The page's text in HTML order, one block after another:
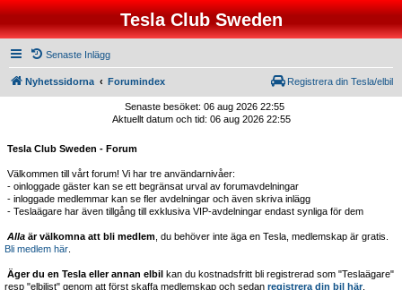
Tesla Club Sweden
Senaste Inlägg
Nyhetssidorna Forumindex Registrera din Tesla/elbil
Senaste besöket: 06 aug 2026 22:55
Aktuellt datum och tid: 06 aug 2026 22:55
Tesla Club Sweden - Forum
Välkommen till vårt forum! Vi har tre användarnivåer:
- oinloggade gäster kan se ett begränsat urval av forumavdelningar
- inloggade medlemmar kan se fler avdelningar och även skriva inlägg
- Teslaägare har även tillgång till exklusiva VIP-avdelningar endast synliga för dem
Alla är välkomna att bli medlem , du behöver inte äga en Tesla, medlemskap är gratis.
Bli medlem här
Äger du en Tesla eller annan elbil kan du kostnadsfritt bli registrerad som "Teslaägare"
resp "elbilist" genom att först skaffa medlemskap och sedan registrera din bil här.